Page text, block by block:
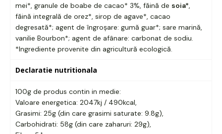
mei*, granule de boabe de cacao* 3%, făină de soia*,
făină integrală de orez*, sirop de agave*, cacao
degresată*; agent de îngroșare: gumă guar*; sare marină,
vanilie Bourbon*; agent de afânare: carbonat de sodiu.
*Ingrediente provenite din agricultură ecologică.
Declaratie nutritionala
100g de produs contin in medie:
Valoare energetica: 2047kj / 490kcal,
Grasimi: 25g (din care grasimi saturate: 9.8g),
Carbohidrati: 58g (din care zaharuri: 29g),